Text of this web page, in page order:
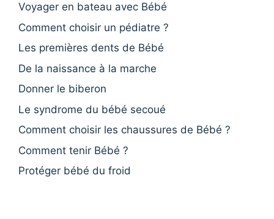
Voyager en bateau avec Bébé
Comment choisir un pédiatre ?
Les premières dents de Bébé
De la naissance à la marche
Donner le biberon
Le syndrome du bébé secoué
Comment choisir les chaussures de Bébé ?
Comment tenir Bébé ?
Protéger bébé du froid